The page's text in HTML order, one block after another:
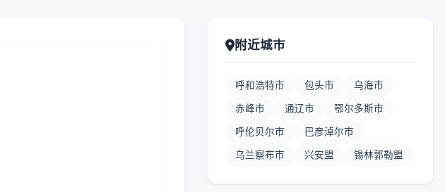
附近城市
呼和浩特市 包头市 乌海市
赤峰市 通辽市 鄂尔多斯市
呼伦贝尔市 巴彦淖尔市
乌兰察布市 兴安盟 锡林郭勒盟